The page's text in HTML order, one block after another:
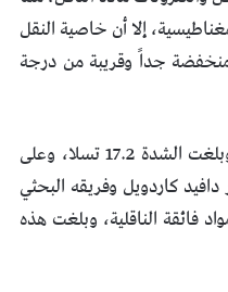
إلا أن خاصية النقل
منخفضة جداً وقريبة من درجة
أكبر شدة لحقل مغناطيسي تم توليده عبر مادة نصف ناقلة قد تم تحقيقه في العام 2003، وبلغت الشدة 17.2 تسلا، وعلى
كاردويل وفريقه البحثي
الناقلية، وبلغت هذه